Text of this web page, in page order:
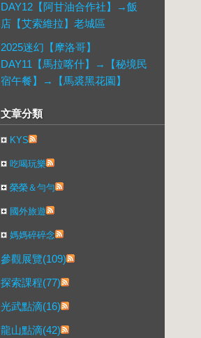
DAY12【阿甘油合作社】→飯
店【艾索維拉】老城區
2025迷幻【摩洛哥】
DAY11【馬拉喀什】→【秘境民
宿午餐】→【馬裘黑花園】
文章分類
KYS
吃喝玩樂
榮榮＆勻勻
國外旅遊
媽媽碎碎念
參觀展覽(109)
探索課程(77)
光武點滴(16)
龍山點滴(42)